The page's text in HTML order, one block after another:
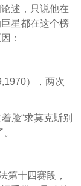
述，只说他在
星都在这个榜
：
），两次
脸“求莫克斯别
第十四赛段，